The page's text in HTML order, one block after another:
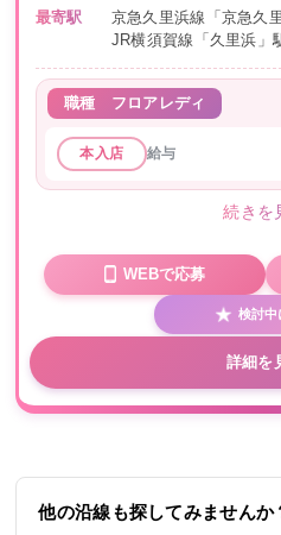
最寄駅
京急久里浜線「京急久
JR横須賀線「久里浜」
職種 フロアレディ
本入店 給与
続きを
WEBで応募
検討中
詳細を
他の沿線も探してみませんか